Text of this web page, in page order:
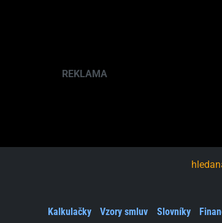
Kalkulačky Vzory smluv Slovníky